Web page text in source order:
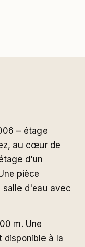
– étage
au cœur de
d'un
pièce
salle d'eau avec
m. Une
disponible à la